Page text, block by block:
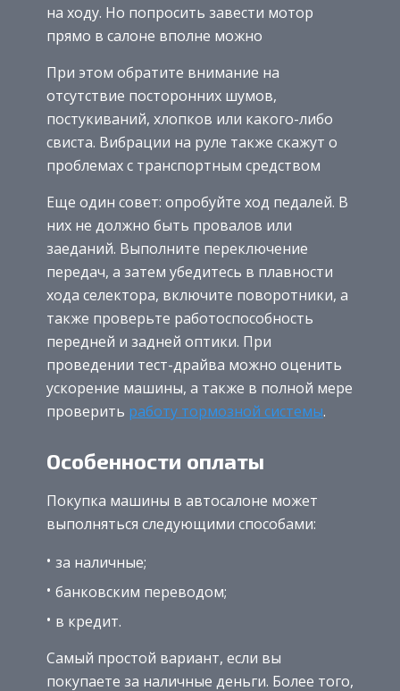
на ходу. Но попросить завести мотор
прямо в салоне вполне можно
При этом обратите внимание на
отсутствие посторонних шумов,
постукиваний, хлопков или какого-либо
свиста. Вибрации на руле также скажут о
проблемах с транспортным средством
Еще один совет: опробуйте ход педалей. В
них не должно быть провалов или
заеданий. Выполните переключение
передач, а затем убедитесь в плавности
хода селектора, включите поворотники, а
также проверьте работоспособность
передней и задней оптики. При
проведении тест-драйва можно оценить
ускорение машины, а также в полной мере
проверить работу тормозной системы.
Особенности оплаты
Покупка машины в автосалоне может
выполняться следующими способами:
за наличные;
банковским переводом;
в кредит.
Самый простой вариант, если вы
покупаете за наличные деньги. Более того,